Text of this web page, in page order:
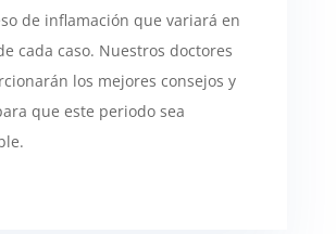
de inflamación que variará en
cada caso. Nuestros doctores
los mejores consejos y
que este periodo sea